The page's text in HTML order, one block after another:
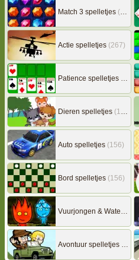
Match 3 spelletjes (163)
Actie spelletjes (267)
Patience spelletjes
(92)
Dieren spelletjes (149)
Auto spelletjes (156)
Bord spelletjes (156)
Vuurjongen & Watermeisje
Avontuur spelletjes
(217)